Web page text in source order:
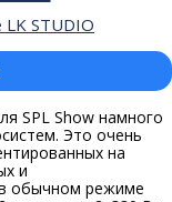
STUDIO
SPL Show намного
Это очень
на
и
обычном режиме